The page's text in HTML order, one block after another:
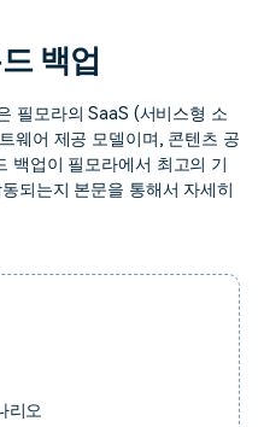
로그인
백업
필모라의 SaaS (서비스형 소
웨어 제공 모델이며, 콘텐츠 공
백업이 필모라에서 최고의 기
되는지 본문을 통해서 자세히
리오